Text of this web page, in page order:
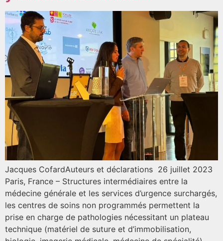
Jacques CofardAuteurs et déclarations 26 juillet 2023
Paris, France – Structures intermédiaires entre la
médecine générale et les services d’urgence surchargés,
les centres de soins non programmés permettent la
prise en charge de pathologies nécessitant un plateau
technique (matériel de suture et d’immobilisation,